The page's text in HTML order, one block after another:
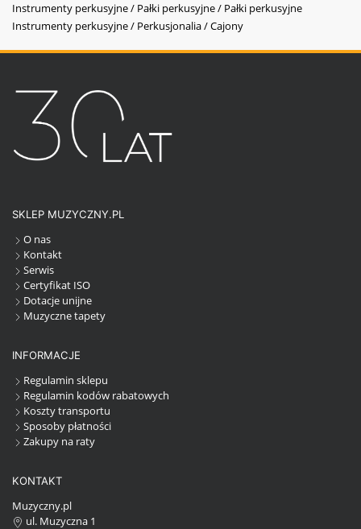
Instrumenty perkusyjne / Pałki perkusyjne / Pałki perkusyjne
Instrumenty perkusyjne / Perkusjonalia / Cajony
SKLEP MUZYCZNY.PL
O nas
Kontakt
Serwis
Certyfikat ISO
Dotacje unijne
Muzyczne tapety
INFORMACJE
Regulamin sklepu
Regulamin kodów rabatowych
Koszty transportu
Sposoby płatności
Zakupy na raty
KONTAKT
Muzyczny.pl
ul. Muzyczna 1